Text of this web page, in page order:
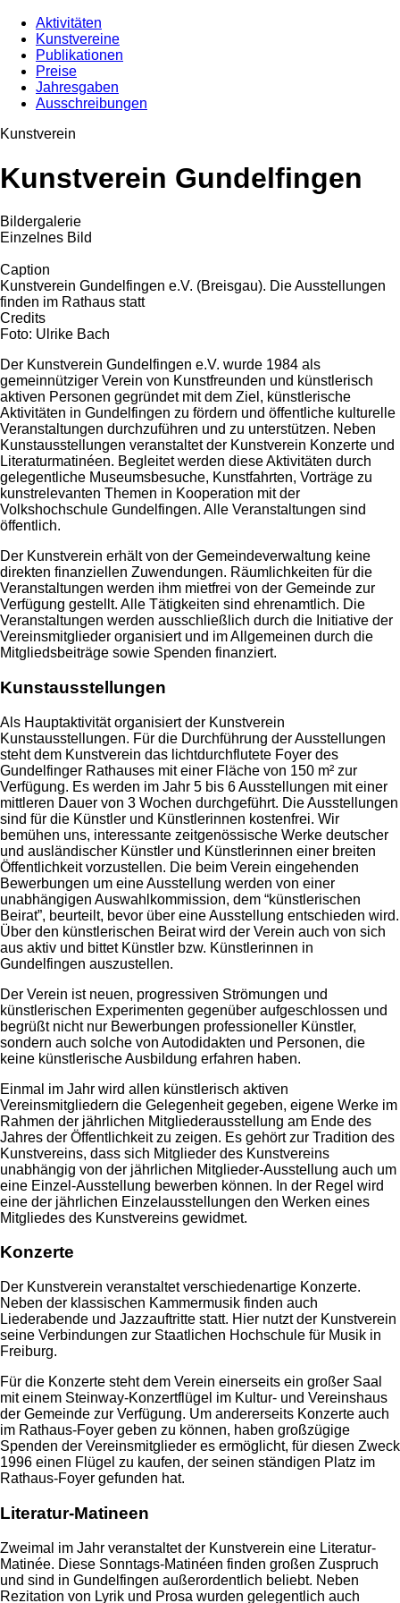
Aktivitäten
Kunstvereine
Publikationen
Preise
Jahresgaben
Ausschreibungen
Kunstverein
Kunstverein Gundelfingen
Bildergalerie
Einzelnes Bild
Caption
Kunstverein Gundelfingen e.V. (Breisgau). Die Ausstellungen
finden im Rathaus statt
Credits
Foto: Ulrike Bach
Der Kunstverein Gundelfingen e.V. wurde 1984 als
gemeinnütziger Verein von Kunstfreunden und künstlerisch
aktiven Personen gegründet mit dem Ziel, künstlerische
Aktivitäten in Gundelfingen zu fördern und öffentliche kulturelle
Veranstaltungen durchzuführen und zu unterstützen. Neben
Kunstausstellungen veranstaltet der Kunstverein Konzerte und
Literaturmatinéen. Begleitet werden diese Aktivitäten durch
gelegentliche Museumsbesuche, Kunstfahrten, Vorträge zu
kunstrelevanten Themen in Kooperation mit der
Volkshochschule Gundelfingen. Alle Veranstaltungen sind
öffentlich.
Der Kunstverein erhält von der Gemeindeverwaltung keine
direkten finanziellen Zuwendungen. Räumlichkeiten für die
Veranstaltungen werden ihm mietfrei von der Gemeinde zur
Verfügung gestellt. Alle Tätigkeiten sind ehrenamtlich. Die
Veranstaltungen werden ausschließlich durch die Initiative der
Vereinsmitglieder organisiert und im Allgemeinen durch die
Mitgliedsbeiträge sowie Spenden finanziert.
Kunstausstellungen
Als Hauptaktivität organisiert der Kunstverein
Kunstausstellungen. Für die Durchführung der Ausstellungen
steht dem Kunstverein das lichtdurchflutete Foyer des
Gundelfinger Rathauses mit einer Fläche von 150 m² zur
Verfügung. Es werden im Jahr 5 bis 6 Ausstellungen mit einer
mittleren Dauer von 3 Wochen durchgeführt. Die Ausstellungen
sind für die Künstler und Künstlerinnen kostenfrei. Wir
bemühen uns, interessante zeitgenössische Werke deutscher
und ausländischer Künstler und Künstlerinnen einer breiten
Öffentlichkeit vorzustellen. Die beim Verein eingehenden
Bewerbungen um eine Ausstellung werden von einer
unabhängigen Auswahlkommission, dem “künstlerischen
Beirat”, beurteilt, bevor über eine Ausstellung entschieden wird.
Über den künstlerischen Beirat wird der Verein auch von sich
aus aktiv und bittet Künstler bzw. Künstlerinnen in
Gundelfingen auszustellen.
Der Verein ist neuen, progressiven Strömungen und
künstlerischen Experimenten gegenüber aufgeschlossen und
begrüßt nicht nur Bewerbungen professioneller Künstler,
sondern auch solche von Autodidakten und Personen, die
keine künstlerische Ausbildung erfahren haben.
Einmal im Jahr wird allen künstlerisch aktiven
Vereinsmitgliedern die Gelegenheit gegeben, eigene Werke im
Rahmen der jährlichen Mitgliederausstellung am Ende des
Jahres der Öffentlichkeit zu zeigen. Es gehört zur Tradition des
Kunstvereins, dass sich Mitglieder des Kunstvereins
unabhängig von der jährlichen Mitglieder-Ausstellung auch um
eine Einzel-Ausstellung bewerben können. In der Regel wird
eine der jährlichen Einzelausstellungen den Werken eines
Mitgliedes des Kunstvereins gewidmet.
Konzerte
Der Kunstverein veranstaltet verschiedenartige Konzerte.
Neben der klassischen Kammermusik finden auch
Liederabende und Jazzauftritte statt. Hier nutzt der Kunstverein
seine Verbindungen zur Staatlichen Hochschule für Musik in
Freiburg.
Für die Konzerte steht dem Verein einerseits ein großer Saal
mit einem Steinway-Konzertflügel im Kultur- und Vereinshaus
der Gemeinde zur Verfügung. Um andererseits Konzerte auch
im Rathaus-Foyer geben zu können, haben großzügige
Spenden der Vereinsmitglieder es ermöglicht, für diesen Zweck
1996 einen Flügel zu kaufen, der seinen ständigen Platz im
Rathaus-Foyer gefunden hat.
Literatur-Matineen
Zweimal im Jahr veranstaltet der Kunstverein eine Literatur-
Matinée. Diese Sonntags-Matinéen finden großen Zuspruch
und sind in Gundelfingen außerordentlich beliebt. Neben
Rezitation von Lyrik und Prosa wurden gelegentlich auch